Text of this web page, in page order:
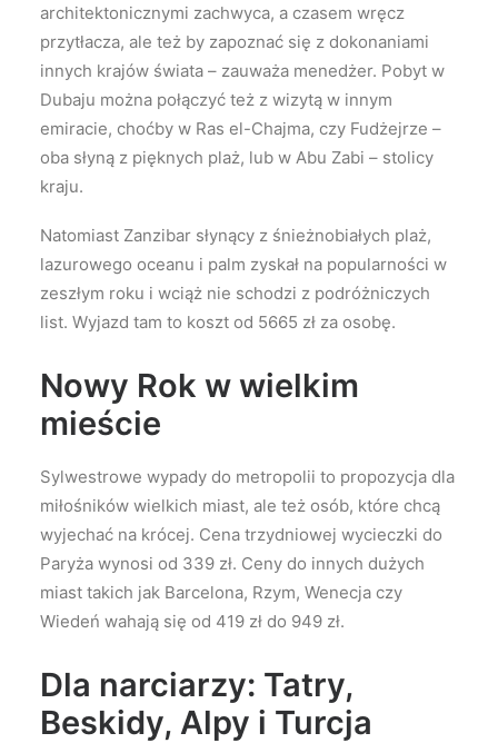
architektonicznymi zachwyca, a czasem wręcz
przytłacza, ale też by zapoznać się z dokonaniami
innych krajów świata – zauważa menedżer. Pobyt w
Dubaju można połączyć też z wizytą w innym
emiracie, choćby w Ras el-Chajma, czy Fudżejrze –
oba słyną z pięknych plaż, lub w Abu Zabi – stolicy
kraju.
Natomiast Zanzibar słynący z śnieżnobiałych plaż,
lazurowego oceanu i palm zyskał na popularności w
zeszłym roku i wciąż nie schodzi z podróżniczych
list. Wyjazd tam to koszt od 5665 zł za osobę.
Nowy Rok w wielkim
mieście
Sylwestrowe wypady do metropolii to propozycja dla
miłośników wielkich miast, ale też osób, które chcą
wyjechać na krócej. Cena trzydniowej wycieczki do
Paryża wynosi od 339 zł. Ceny do innych dużych
miast takich jak Barcelona, Rzym, Wenecja czy
Wiedeń wahają się od 419 zł do 949 zł.
Dla narciarzy: Tatry,
Beskidy, Alpy i Turcja